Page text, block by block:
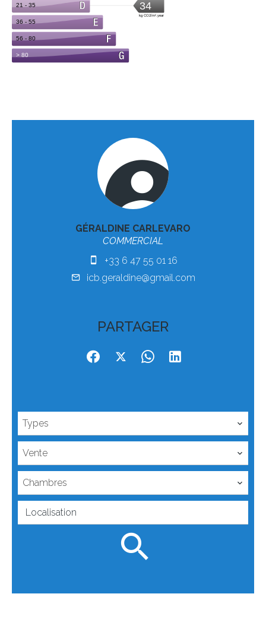
GÉRALDINE CARLEVARO
COMMERCIAL
+33 6 47 55 01 16
icb.geraldine@gmail.com
PARTAGER
Types
Vente
Chambres
Localisation